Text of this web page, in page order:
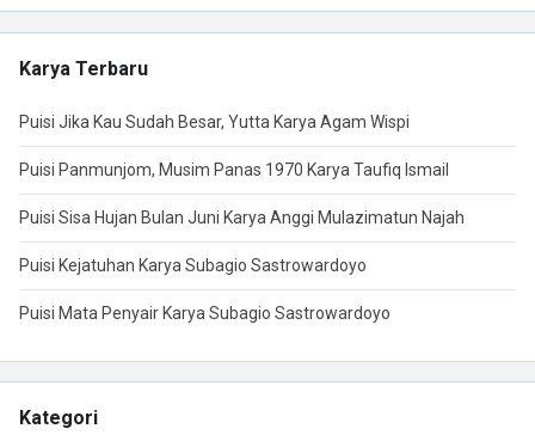
Karya Terbaru
Puisi Jika Kau Sudah Besar, Yutta Karya Agam Wispi
Puisi Panmunjom, Musim Panas 1970 Karya Taufiq Ismail
Puisi Sisa Hujan Bulan Juni Karya Anggi Mulazimatun Najah
Puisi Kejatuhan Karya Subagio Sastrowardoyo
Puisi Mata Penyair Karya Subagio Sastrowardoyo
Kategori